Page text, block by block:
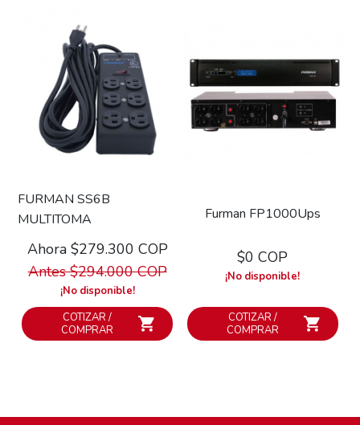
FURMAN SS6B
MULTITOMA
Ahora $279.300 COP
Antes $294.000 COP
¡No disponible!
COTIZAR /
COMPRAR
Furman FP1000Ups
$0 COP
¡No disponible!
COTIZAR /
COMPRAR